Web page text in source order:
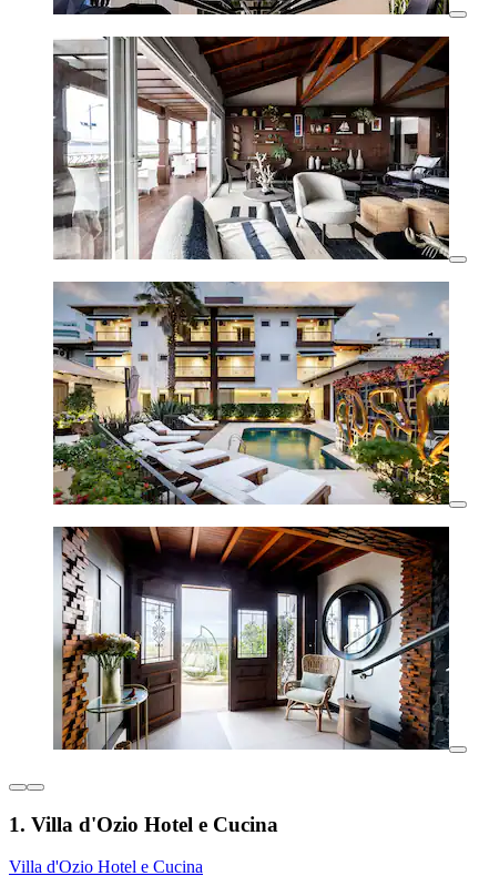
1. Villa d'Ozio Hotel e Cucina
Villa d'Ozio Hotel e Cucina